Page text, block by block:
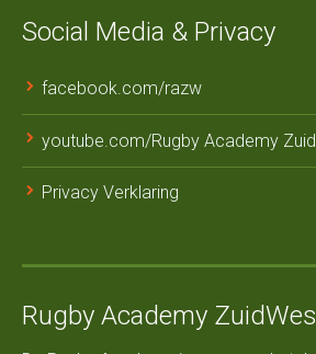
Social Media & Privacy
facebook.com/razw
youtube.com/Rugby Academy
Privacy Verklaring
Rugby Academy